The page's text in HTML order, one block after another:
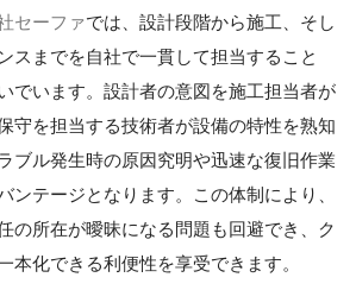
セーファでは、設計段階から施工、そし
スまでを自社で一貫して担当すること
でいます。設計者の意図を施工担当者が
守を担当する技術者が設備の特性を熟知
ブル発生時の原因究明や迅速な復旧作業
ンテージとなります。この体制により、
の所在が曖昧になる問題も回避でき、ク
本化できる利便性を享受できます。